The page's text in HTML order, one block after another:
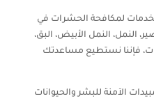
لمكافحة الحشرات في
النمل، النمل الأبيض، البق،
فإننا نستطيع مساعدتك
الآمنة للبشر والحيوانات